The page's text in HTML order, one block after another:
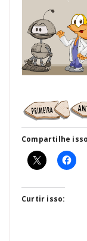
Compartilhe
Curtir isso: